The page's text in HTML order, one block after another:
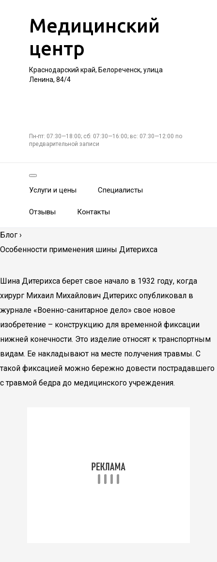
Медицинский
центр
Краснодарский край, Белореченск, улица
Ленина, 84/4
Пн-пт: 07:30—18:00; сб: 07:30—16:00; вс: 07:30—12:00 по
предварительной записи
Услуги и цены Специалисты
Отзывы Контакты
Блог ›
Особенности применения шины Дитерихса
Шина Дитерихса берет свое начало в 1932 году, когда
хирург Михаил Михайлович Дитерихс опубликовал в
журнале «Военно-санитарное дело» свое новое
изобретение – конструкцию для временной фиксации
нижней конечности. Это изделие относят к транспортным
видам. Ее накладывают на месте получения травмы. С
такой фиксацией можно бережно довести пострадавшего
с травмой бедра до медицинского учреждения.